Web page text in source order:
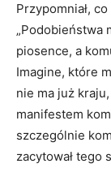
Przypomniał,
„Podobieństwa
piosence, a
Imagine, które
nie ma już
manifestem
szczególnie
zacytował tego